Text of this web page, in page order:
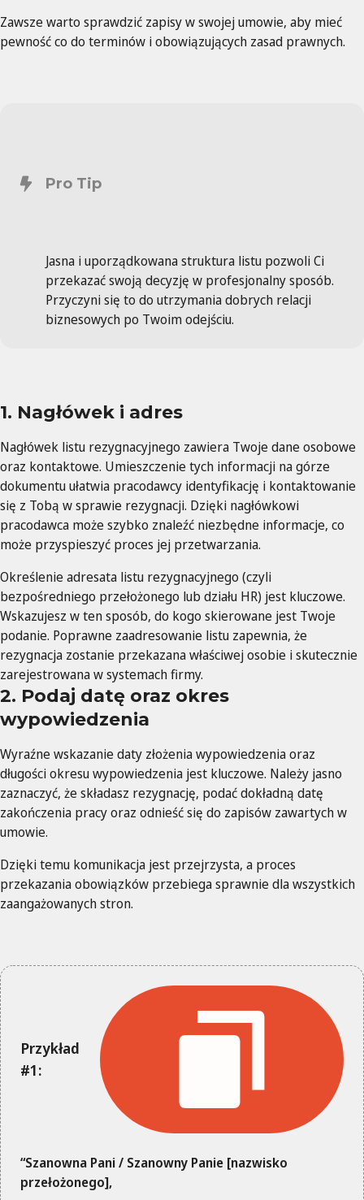
Zawsze warto sprawdzić zapisy w swojej umowie, aby mieć
pewność co do terminów i obowiązujących zasad prawnych.
Pro Tip
Jasna i uporządkowana struktura listu pozwoli Ci
przekazać swoją decyzję w profesjonalny sposób.
Przyczyni się to do utrzymania dobrych relacji
biznesowych po Twoim odejściu.
1. Nagłówek i adres
Nagłówek listu rezygnacyjnego zawiera Twoje dane osobowe
oraz kontaktowe. Umieszczenie tych informacji na górze
dokumentu ułatwia pracodawcy identyfikację i kontaktowanie
się z Tobą w sprawie rezygnacji. Dzięki nagłówkowi
pracodawca może szybko znaleźć niezbędne informacje, co
może przyspieszyć proces jej przetwarzania.
Określenie adresata listu rezygnacyjnego (czyli
bezpośredniego przełożonego lub działu HR) jest kluczowe.
Wskazujesz w ten sposób, do kogo skierowane jest Twoje
podanie. Poprawne zaadresowanie listu zapewnia, że
rezygnacja zostanie przekazana właściwej osobie i skutecznie
zarejestrowana w systemach firmy.
2. Podaj datę oraz okres
wypowiedzenia
Wyraźne wskazanie daty złożenia wypowiedzenia oraz
długości okresu wypowiedzenia jest kluczowe. Należy jasno
zaznaczyć, że składasz rezygnację, podać dokładną datę
zakończenia pracy oraz odnieść się do zapisów zawartych w
umowie.
Dzięki temu komunikacja jest przejrzysta, a proces
przekazania obowiązków przebiega sprawnie dla wszystkich
zaangażowanych stron.
Przykład
#1:
“Szanowna Pani / Szanowny Panie [nazwisko
przełożonego],